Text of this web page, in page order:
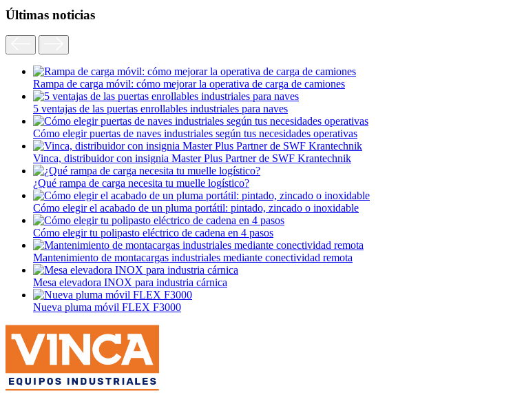
Últimas noticias
Rampa de carga móvil: cómo mejorar la operativa de carga de camiones
5 ventajas de las puertas enrollables industriales para naves
Cómo elegir puertas de naves industriales según tus necesidades operativas
Vinca, distribuidor con insignia Master Plus Partner de SWF Krantechnik
¿Qué rampa de carga necesita tu muelle logístico?
Cómo elegir el acabado de un pluma portátil: pintado, zincado o inoxidable
Cómo elegir tu polipasto eléctrico de cadena en 4 pasos
Mantenimiento de montacargas industriales mediante conectividad remota
Mesa elevadora INOX para industria cárnica
Nueva pluma móvil FLEX F3000